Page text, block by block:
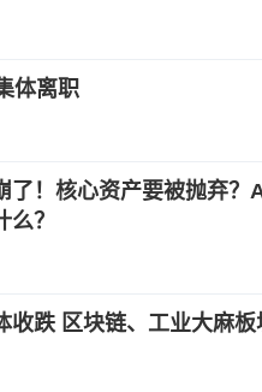
体离职
了！核心资产要被抛弃？
？
收跌 区块链、工业大麻